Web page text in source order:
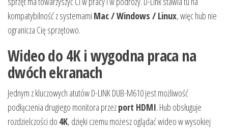
kompatybilność z systemami Mac / Windows / Linux, więc hub nie
ogranicza Cię sprzętowo.
Wideo do 4K i wygodna praca na
dwóch ekranach
Jednym z kluczowych atutów D-LINK DUB-M610 jest możliwość
podłączenia drugiego monitora przezport HDMI. Hub obsługuje
rozdzielczości do 4K, dzięki czemu możesz oglądać wideo w wysokiej